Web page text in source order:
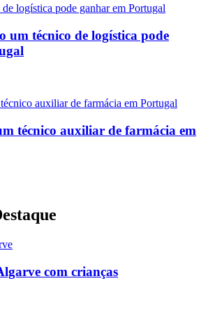
um técnico de logística pode
técnico auxiliar de farmácia em
com crianças